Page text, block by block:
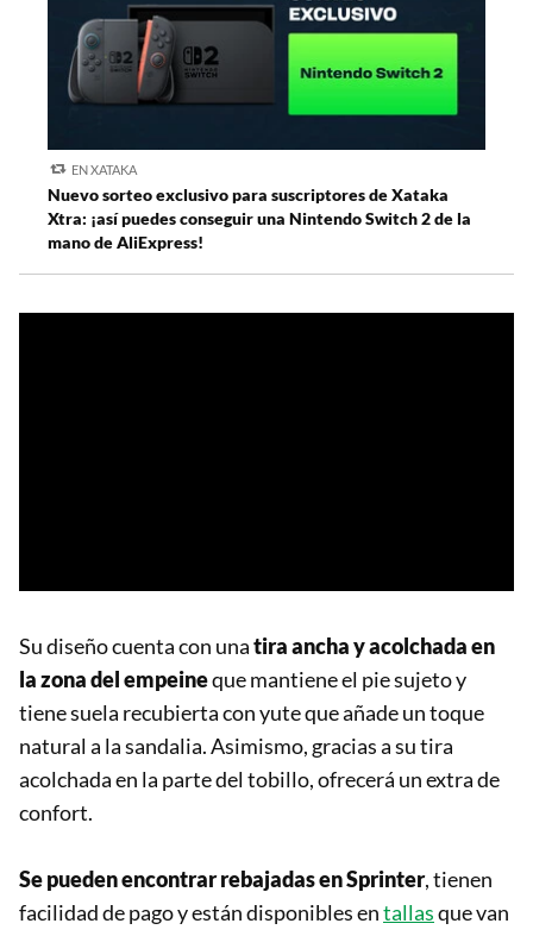
EN XATAKA
Nuevo sorteo exclusivo para suscriptores de Xataka
Xtra: ¡así puedes conseguir una Nintendo Switch 2 de la
mano de AliExpress!
Su diseño cuenta con unatira ancha y acolchada en
la zona del empeineque mantiene el pie sujeto y
tiene suela recubierta con yute que añade un toque
natural a la sandalia. Asimismo, gracias a su tira
acolchada en la parte del tobillo, ofrecerá un extra de
confort.
Se pueden encontrar rebajadas en Sprinter, tienen
facilidad de pago y están disponibles entallasque van